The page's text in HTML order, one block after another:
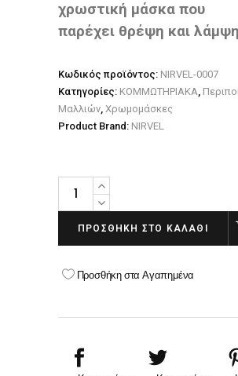
χρωστική μάσκα που
παρέχει θρέψη και λάμψη
Κωδικός προϊόντος: NIRVEL-0007
Κατηγορίες: ΚΟΜΜΩΤΗΡΙΑΚΑ,
Μαλλιών, Χρωμομάσκες
Product Brand: NIRVEL
NIRVEL
COLOR
200ML-
BLACKBERRY
ΠΡΟΣΘΉΚΗ ΣΤΟ ΚΑΛΆΘΙ
Προσθήκη στα Αγαπημένα